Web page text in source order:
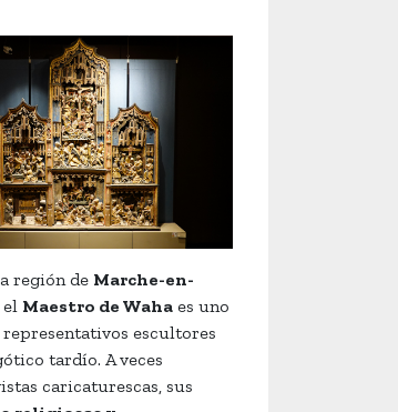
región de Marche-en-
el Maestro de Waha es uno
representativos escultores
tardío. A veces
caricaturescas, sus